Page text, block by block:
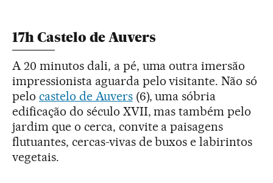
17h Castelo de Auvers
A 20 minutos dali, a pé, uma outra imersão
impressionista aguarda pelo visitante. Não só
pelo castelo de Auvers(6), uma sóbria
edificação do século XVII, mas também pelo
jardim que o cerca, convite a paisagens
flutuantes, cercas-vivas de buxos e labirintos
vegetais.